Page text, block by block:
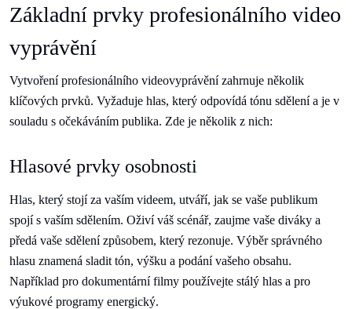
Základní prvky profesionálního video
vyprávění
Vytvoření profesionálního videovyprávění zahrnuje několik
klíčových prvků. Vyžaduje hlas, který odpovídá tónu sdělení a je v
souladu s očekáváním publika. Zde je několik z nich:
Hlasové prvky osobnosti
Hlas, který stojí za vaším videem, utváří, jak se vaše publikum
spojí s vaším sdělením. Oživí váš scénář, zaujme vaše diváky a
předá vaše sdělení způsobem, který rezonuje. Výběr správného
hlasu znamená sladit tón, výšku a podání vašeho obsahu.
Například pro dokumentární filmy používejte stálý hlas a pro
výukové programy energický.